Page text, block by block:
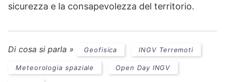
sicurezza e la consapevolezza del territorio.
Di cosa si parla » Geofisica INGV Terremoti
Meteorologia spaziale Open Day INGV